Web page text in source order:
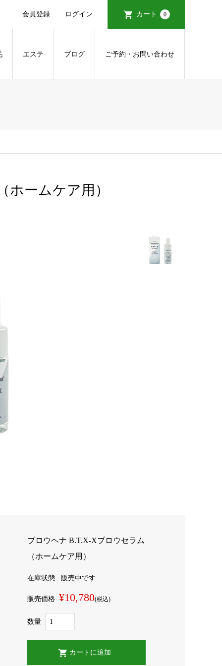
会員登録 ログイン カート 0
エステ ブログ ご予約・お問い合わせ
ホームケア用）
ブロウヘナ B.T.X-Xブロウセラム
（ホームケア用）
在庫状態 : 販売中です
販売価格 ¥10,780(税込)
数量